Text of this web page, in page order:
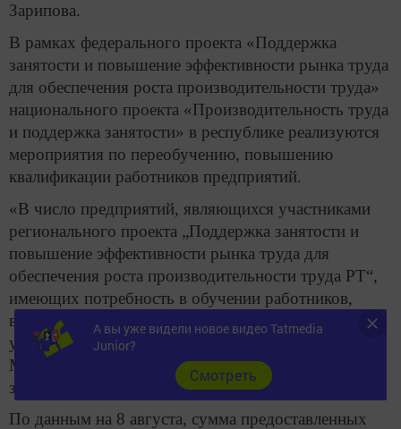
Зарипова.
В рамках федерального проекта «Поддержка
занятости и повышение эффективности рынка труда
для обеспечения роста производительности труда»
национального проекта «Производительность труда
и поддержка занятости» в республике реализуются
мероприятия по переобучению, повышению
квалификации работников предприятий.
«В число предприятий, являющихся участниками
регионального проекта „Поддержка занятости и
повышение эффективности рынка труда для
обеспечения роста производительности труда РТ“,
имеющих потребность в обучении работников,
вошли 23 предприятия, планируемая численность
участников — 3071 человек», — отметили в
Министерстве труда, занятости и социальной
защиты Татарстана.
По данным на 8 августа, сумма предоставленных
А вы уже видели новое видео Tatmedia
Junior?
Cмотреть